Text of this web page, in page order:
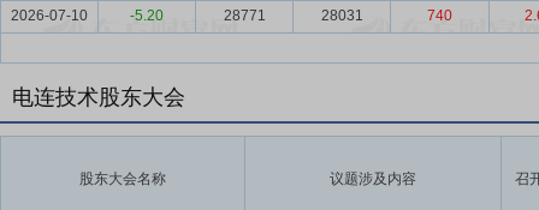
2026-07-10
-5.20 28771 28031 740
电连技术股东大会
股东大会名称 议题涉及内容 召